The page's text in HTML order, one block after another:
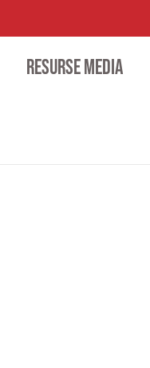
Resurse media